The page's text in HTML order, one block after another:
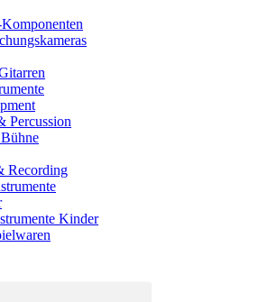
Percussion
Recording
Kinder